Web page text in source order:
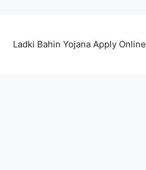
Ladki Bahin Yojana Apply Online